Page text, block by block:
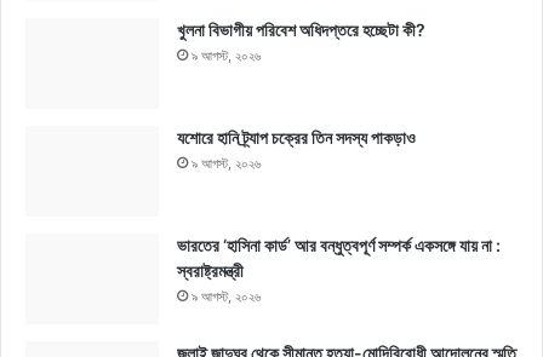
খুলনা বিভাগীয় পরিবেশ অধিদপ্তরে হচ্ছেটা কী?
৯ আগস্ট, ২০২৬
যশোরে হানি ট্র্যাপ চক্রের তিন সদস্য পাকড়াও
৯ আগস্ট, ২০২৬
ভারতের ‘হাসিনা কার্ড’ আর বন্ধুত্বপূর্ণ সম্পর্ক একসঙ্গে যায় না :
স্বরাষ্ট্রমন্ত্রী
৯ আগস্ট, ২০২৬